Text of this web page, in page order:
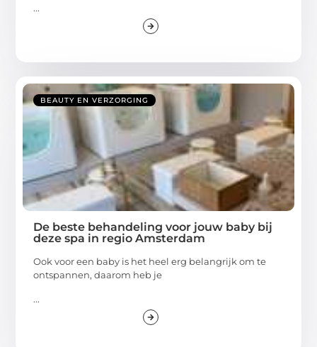
...
BEAUTY EN VERZORGING
De beste behandeling voor jouw baby bij
deze spa in regio Amsterdam
Ook voor een baby is het heel erg belangrijk om te
ontspannen, daarom heb je
...